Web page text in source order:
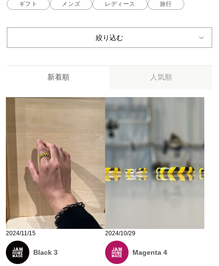
ギフト
メンズ レディース 旅行
絞り込む
新着順 人気順
2024/11/15
Black 3
2024/10/29
Magenta 4